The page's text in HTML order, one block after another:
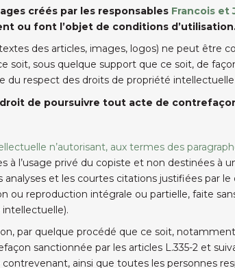
créés par les responsables Francois et
ou font l’objet de conditions
des articles, images, logos) ne peut être
soit, sous quelque support que ce soit, de
du respect des droits de propriété
de poursuivre tout acte de
n’autorisant, aux termes des
l’usage privé du copiste et non destinées à
analyses et les courtes citations justifiées par
ou reproduction intégrale ou partielle, faite
intellectuelle).
par quelque procédé que ce soit,
sanctionnée par les articles L.335-2 et
ainsi que toutes les personnes